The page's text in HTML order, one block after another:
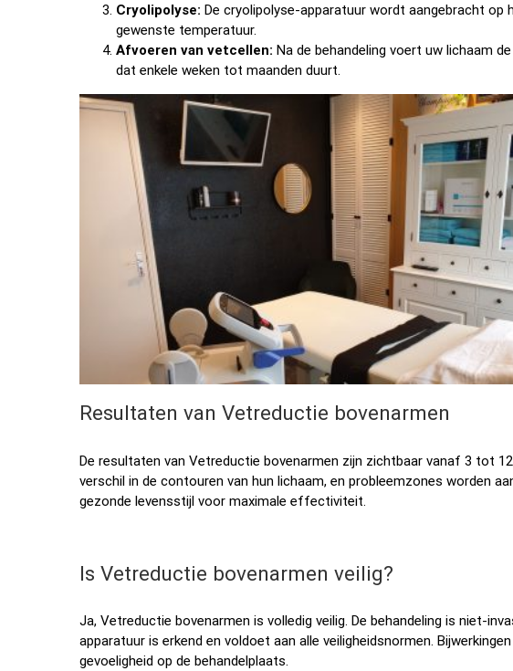
Cryolipolyse: De cryolipolyse-apparatuur wordt aangebracht
gewenste temperatuur.
Afvoeren van vetcellen: Na de behandeling voert uw lichaam
dat enkele weken tot maanden duurt.
Resultaten van Vetreductie bovenarmen
De resultaten van Vetreductie bovenarmen zijn zichtbaar vanaf 3 tot
verschil in de contouren van hun lichaam, en probleemzones worden
gezonde levensstijl voor maximale effectiviteit.
Is Vetreductie bovenarmen veilig?
Ja, Vetreductie bovenarmen is volledig veilig. De behandeling is niet-
apparatuur is erkend en voldoet aan alle veiligheidsnormen.
gevoeligheid op de behandelplaats.